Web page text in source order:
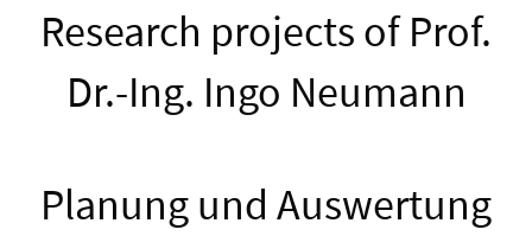
Research projects of Prof.
Dr.-Ing. Ingo Neumann
Planung und Auswertung